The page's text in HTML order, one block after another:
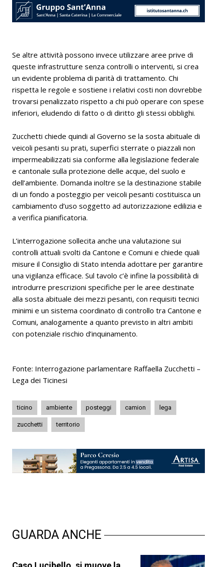
Se altre attività possono invece utilizzare aree prive di
queste infrastrutture senza controlli o interventi, si crea
un evidente problema di parità di trattamento. Chi
rispetta le regole e sostiene i relativi costi non dovrebbe
trovarsi penalizzato rispetto a chi può operare con spese
inferiori, eludendo di fatto o di diritto gli stessi obblighi.
Zucchetti chiede quindi al Governo se la sosta abituale di
veicoli pesanti su prati, superfici sterrate o piazzali non
impermeabilizzati sia conforme alla legislazione federale
e cantonale sulla protezione delle acque, del suolo e
dell’ambiente. Domanda inoltre se la destinazione stabile
di un fondo a posteggio per veicoli pesanti costituisca un
cambiamento d’uso soggetto ad autorizzazione edilizia e
a verifica pianificatoria.
L’interrogazione sollecita anche una valutazione sui
controlli attuali svolti da Cantone e Comuni e chiede quali
misure il Consiglio di Stato intenda adottare per garantire
una vigilanza efficace. Sul tavolo c’è infine la possibilità di
introdurre prescrizioni specifiche per le aree destinate
alla sosta abituale dei mezzi pesanti, con requisiti tecnici
minimi e un sistema coordinato di controllo tra Cantone e
Comuni, analogamente a quanto previsto in altri ambiti
con potenziale rischio d’inquinamento.
Fonte: Interrogazione parlamentare Raffaella Zucchetti –
Lega dei Ticinesi
ticino ambiente posteggi camion lega
zucchetti territorio
GUARDA ANCHE